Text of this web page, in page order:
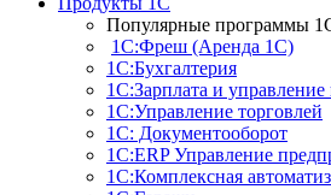
Популярные программы
1С:Фреш (Аренда 1С)
1С:Бухгалтерия
1С:Зарплата и
1С:Управление торговлей
1С: Документооборот
1С:ERP Управление
1С:Комплексная